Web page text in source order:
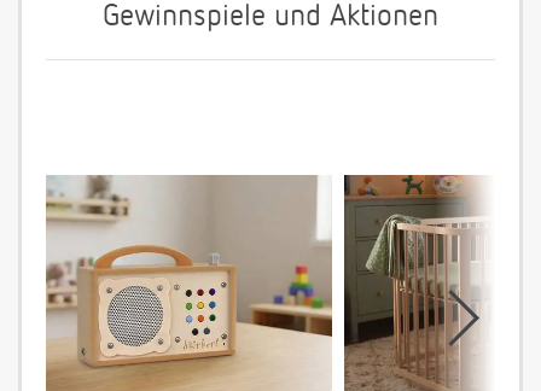
Gewinnspiele und Aktionen